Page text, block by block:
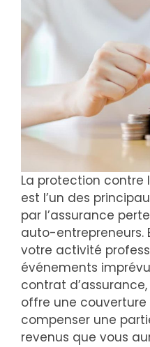
La protection contre
est l’un des
par l’assurance
auto-entrepreneurs.
votre activité
événements
contrat
offre une
compenser une
revenus que vous